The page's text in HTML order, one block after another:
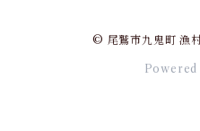
© 尾鷲市九鬼町 漁